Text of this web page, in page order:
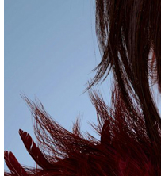
Street Fighter X Mega Man.